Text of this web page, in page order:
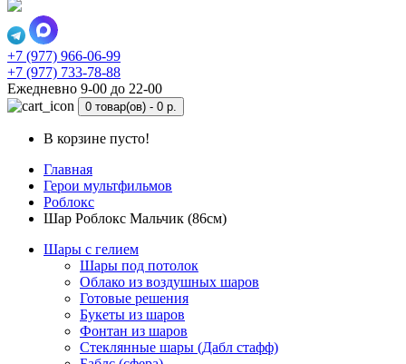
+7 (977) 966-06-99
+7 (977) 733-78-88
Ежедневно 9-00 до 22-00
0 товар(ов) - 0 р.
В корзине пусто!
Главная
Герои мультфильмов
Роблокс
Шар Роблокс Мальчик (86см)
Шары с гелием
Шары под потолок
Облако из воздушных шаров
Готовые решения
Букеты из шаров
Фонтан из шаров
Стеклянные шары (Дабл стафф)